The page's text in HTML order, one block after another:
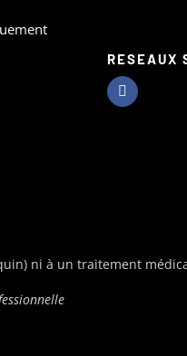
RESEAUX
ni à un traitement